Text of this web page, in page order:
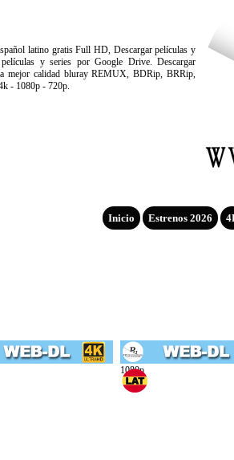
latino gratis Full HD, Descargar películas y
y series por Google Drive. Descargar
mejor calidad bluray REMUX, BDRip, BRRip,
- 1080p - 720p.
Inicio Estrenos 2026